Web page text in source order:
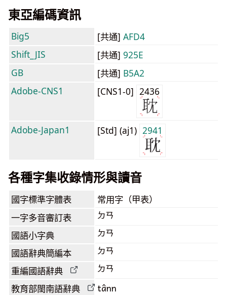
東亞編碼資訊
Big5 [共通] AFD4
Shift_JIS
[共通] 925E
GB
[共通] B5A2
Adobe-CNS1
[CNS1-0] 2436
Adobe-Japan1 [Std] (aj1) 2941
各種字集收錄情形與讀音
國字標準字體表 常用字（甲表）
一字多音審訂表 ㄉㄢ
國語小字典 ㄉㄢ
國語辭典簡編本 ㄉㄢ
重編國語辭典 ㄉㄢ
教育部閩南語辭典 tânn